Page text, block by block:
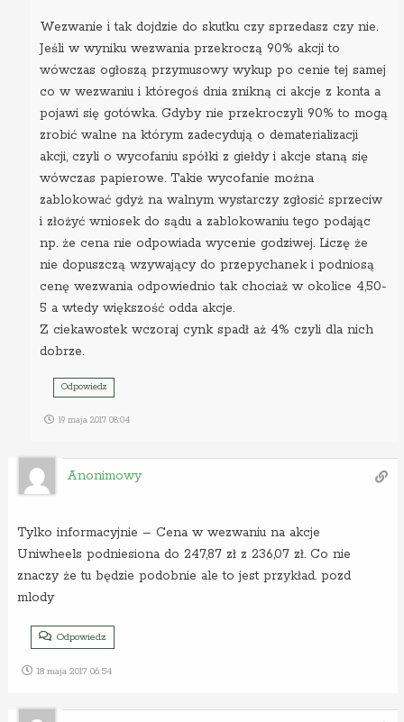
Wezwanie i tak dojdzie do skutku czy sprzedasz czy nie.
Jeśli w wyniku wezwania przekroczą 90% akcji to
wówczas ogłoszą przymusowy wykup po cenie tej samej
co w wezwaniu i któregoś dnia znikną ci akcje z konta a
pojawi się gotówka. Gdyby nie przekroczyli 90% to mogą
zrobić walne na którym zadecydują o dematerializacji
akcji, czyli o wycofaniu spółki z giełdy i akcje staną się
wówczas papierowe. Takie wycofanie można
zablokować gdyż na walnym wystarczy zgłosić sprzeciw
i złożyć wniosek do sądu a zablokowaniu tego podając
np. że cena nie odpowiada wycenie godziwej. Liczę że
nie dopuszczą wzywający do przepychanek i podniosą
cenę wezwania odpowiednio tak chociaż w okolice 4,50-
5 a wtedy większość odda akcje.
Z ciekawostek wczoraj cynk spadł aż 4% czyli dla nich
dobrze.
Odpowiedz
19 maja 2017 08:04
Anonimowy
Tylko informacyjnie – Cena w wezwaniu na akcje
Uniwheels podniesiona do 247,87 zł z 236,07 zł. Co nie
znaczy że tu będzie podobnie ale to jest przykład. pozd
mlody
Odpowiedz
18 maja 2017 06:54